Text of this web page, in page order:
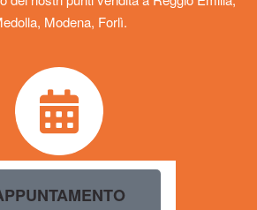
Modena, Forlì.